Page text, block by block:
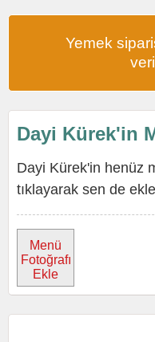
Yemek
Dayi Kürek'in
Dayi Kürek'in henüz
tıklayarak sen de
Menü
Fotoğrafı
Ekle